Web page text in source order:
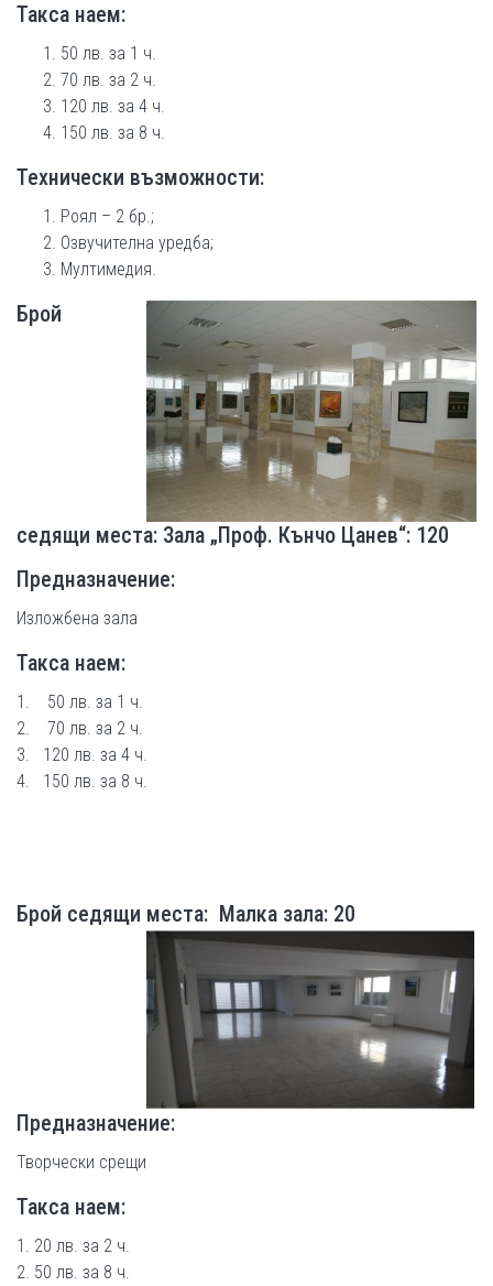
Такса наем:
50 лв. за 1 ч.
70 лв. за 2 ч.
120 лв. за 4 ч.
150 лв. за 8 ч.
Технически възможности:
Роял – 2 бр.;
Озвучителна уредба;
Мултимедия.
Брой
седящи места: Зала „Проф. Кънчо Цанев“: 120
Предназначение:
Изложбена зала
Такса наем:
1. 50 лв. за 1 ч.
2. 70 лв. за 2 ч.
3. 120 лв. за 4 ч.
4. 150 лв. за 8 ч.
Брой седящи места: Малка зала: 20
Предназначение:
Творчески срещи
Такса наем:
1. 20 лв. за 2 ч.
2. 50 лв. за 8 ч.